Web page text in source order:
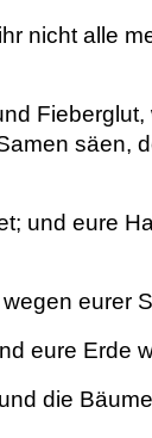
nicht alle
säen,
und eure
eurer
eure Erde
die